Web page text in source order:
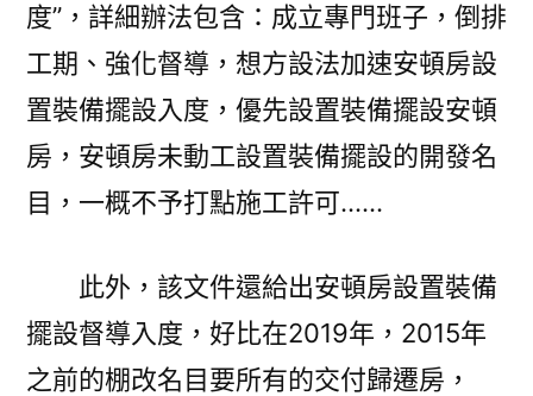
度”，詳細辦法包含：成立專門班子，倒排
工期、強化督導，想方設法加速安頓房設
置裝備擺設入度，優先設置裝備擺設安頓
房，安頓房未動工設置裝備擺設的開發名
目，一概不予打點施工許可……
此外，該文件還給出安頓房設置裝備
擺設督導入度，好比在2019年，2015年
之前的棚改名目要所有的交付歸遷房，